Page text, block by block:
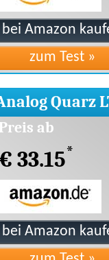
Quarz
Preis ab
€ 33.15*